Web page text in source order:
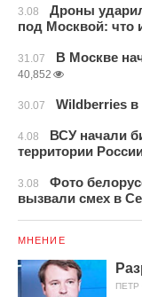
3.08
Дроны
под Москвой: что
31.07 В Москве
40,852
30.07 Wildberries в
4.08
ВСУ начали
территории
3.08
Фото
вызвали смех в
МНЕНИЕ
ПЕТР